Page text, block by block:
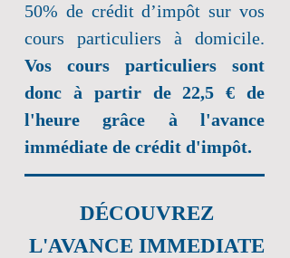
50% de crédit d’impôt sur vos
cours particuliers à domicile.
Vos cours particuliers sont
donc à partir de 22,5 € de
l'heure grâce à l'avance
immédiate de crédit d'impôt.
DÉCOUVREZ
L'AVANCE IMMEDIATE